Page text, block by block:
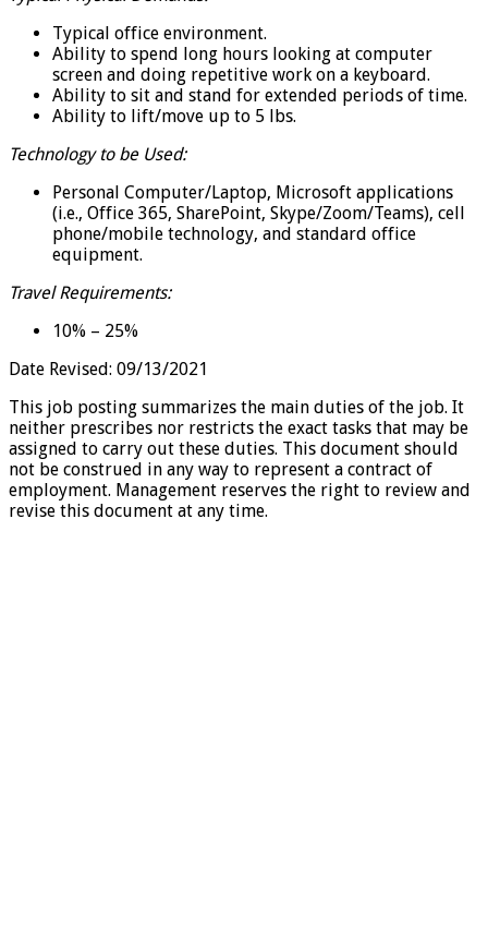
Typical office environment.
Ability to spend long hours looking at computer
screen and doing repetitive work on a keyboard.
Ability to sit and stand for extended periods of time.
Ability to lift/move up to 5 lbs.
Technology to be Used:
Personal Computer/Laptop, Microsoft applications
(i.e., Office 365, SharePoint, Skype/Zoom/Teams), cell
phone/mobile technology, and standard office
equipment.
Travel Requirements:
10% – 25%
Date Revised: 09/13/2021
This job posting summarizes the main duties of the job. It
neither prescribes nor restricts the exact tasks that may be
assigned to carry out these duties. This document should
not be construed in any way to represent a contract of
employment. Management reserves the right to review and
revise this document at any time.